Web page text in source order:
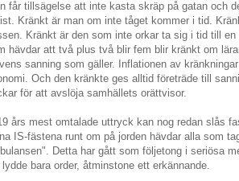
får tillsägelse att inte kasta skräp på gatan och
Kränkt är man om inte tåget kommer i tid.
Kränkt är den som inte orkar ta sig i tid till
hävdar att två plus två blir fem blir kränkt om
sanning som gäller. Inflationen av
Och den kränkte ges alltid företräde till
för att avslöja samhällets orättvisor.
års mest omtalade uttryck kan nog redan slås
IS-fästena runt om på jorden hävdar alla som
Detta har gått som följetong i seriösa
lydde bara order, åtminstone ett erkännande.